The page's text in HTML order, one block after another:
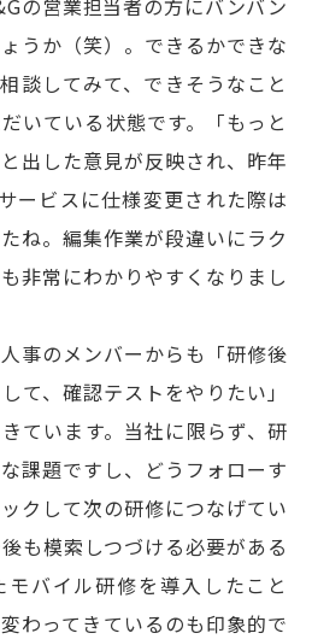
うか（笑）。できるかできな
談してみて、できそうなこと
いている状態です。「もっと
出した意見が反映され、昨年
ービスに仕様変更された際は
ね。編集作業が段違いにラク
非常にわかりやすくなりまし
事のメンバーからも「研修後
て、確認テストをやりたい」
ています。当社に限らず、研
課題ですし、どうフォローす
クして次の研修につなげてい
も模索しつづける必要がある
モバイル研修を導入したこと
わってきているのも印象的で